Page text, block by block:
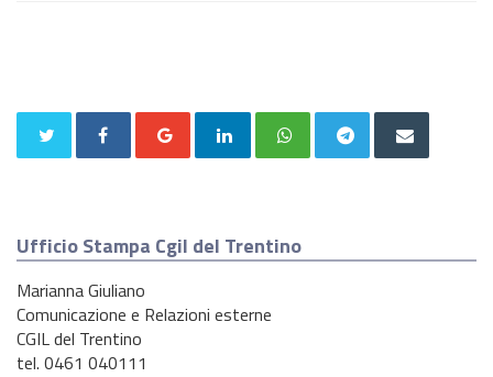
Ufficio Stampa Cgil del Trentino
Marianna Giuliano
Comunicazione e Relazioni esterne
CGIL del Trentino
tel. 0461 040111